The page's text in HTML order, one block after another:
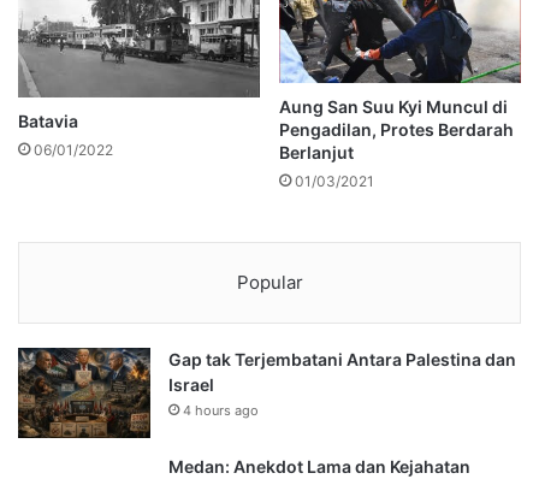
Batavia
06/01/2022
Aung San Suu Kyi Muncul di
Pengadilan, Protes Berdarah
Berlanjut
01/03/2021
Popular
Gap tak Terjembatani Antara Palestina dan
Israel
4 hours ago
Medan: Anekdot Lama dan Kejahatan